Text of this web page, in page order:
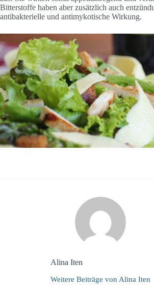
Bitterstoffe haben aber zusätzlich auch
antibakterielle und antimykotische Wirkung.
Alina Iten
Weitere Beiträge von Alina Iten